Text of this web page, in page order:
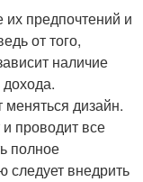
предпочтений и
от того,
наличие
дизайн.
проводит все
полное
следует внедрить